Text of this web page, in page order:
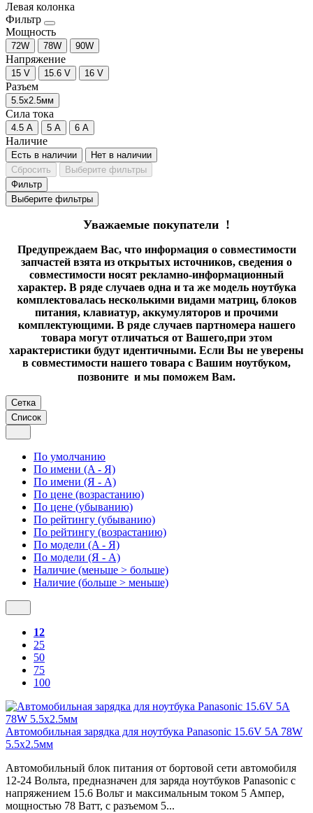
Левая колонка
Фильтр
Мощность
72W 78W 90W
Напряжение
15 V 15.6 V 16 V
Разъем
5.5x2.5мм
Сила тока
4.5 A 5 A 6 A
Наличие
Есть в наличии
Нет в наличии
Сбросить
Выберите фильтры
Фильтр
Выберите фильтры
Уважаемые покупатели !
Предупреждаем Вас, что информация о совместимости
запчастей взята из открытых источников, сведения о
совместимости носят рекламно-информационный
характер. В ряде случаев одна и та же модель ноутбука
комплектовалась несколькими видами матриц, блоков
питания, клавиатур, аккумуляторов и прочими
комплектующими. В ряде случаев партномера нашего
товара могут отличаться от Вашего,при этом
характеристики будут идентичными. Если Вы не уверены
в совместимости нашего товара с Вашим ноутбуком,
позвоните и мы поможем Вам.
Сетка
Список
По умолчанию
По имени (A - Я)
По имени (Я - A)
По цене (возрастанию)
По цене (убыванию)
По рейтингу (убыванию)
По рейтингу (возрастанию)
По модели (A - Я)
По модели (Я - A)
Наличие (меньше > больше)
Наличие (больше > меньше)
12
25
50
75
100
Автомобильная зарядка для ноутбука Panasonic 15.6V 5A 78W
5.5x2.5мм
Автомобильный блок питания от бортовой сети автомобиля
12-24 Вольта, предназначен для заряда ноутбуков Panasonic с
напряжением 15.6 Вольт и максимальным током 5 Ампер,
мощностью 78 Ватт, с разъемом 5...